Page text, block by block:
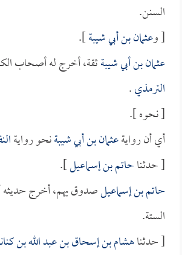
السنن.
[ وعثمان بن أبي شيبة].
عثمان بن أبي شيبةثقة، أخرج له أصحاب
الترمذي.
[ نحوه ].
أي أن روايةعثمان بن أبي شيبةنحو رواية
[ حدثناحاتم بن إسماعيل].
حاتم بن إسماعيلصدوق يهم، أخرج
الستة.
[ حدثناهشام بن إسحاق بن عبد الله بن